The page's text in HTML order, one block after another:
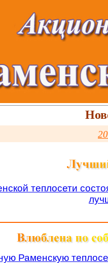
Раменскую
теплосети